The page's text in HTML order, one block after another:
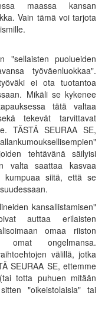
maassa kansan
Vain tämä voi tarjota
puolueiden
työväenluokkaa".
ei ota tuotantoa
Mikäli se kykenee
tätä valtaa
tekevät tarvittavat
TÄSTÄ SEURAA SE,
tehtävänä säilyisi
valta saattaa kasvaa
kumpuaa siitä, että se
kansallistamisen"
auttaa erilaisten
omaa riiston
omat ongelmansa.
välillä, jotka
SEURAA SE, ettemme
totta puhuen mitään
"oikeistolaisia" tai